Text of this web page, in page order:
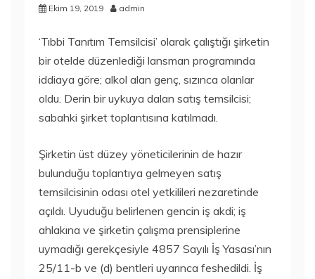
Ekim 19, 2019 admin
‘Tıbbi Tanıtım Temsilcisi’ olarak çalıştığı şirketin
bir otelde düzenlediği lansman programında
iddiaya göre; alkol alan genç, sızınca olanlar
oldu. Derin bir uykuya dalan satış temsilcisi;
sabahki şirket toplantısına katılmadı.
Şirketin üst düzey yöneticilerinin de hazır
bulunduğu toplantıya gelmeyen satış
temsilcisinin odası otel yetkilileri nezaretinde
açıldı. Uyuduğu belirlenen gencin iş akdi; iş
ahlakına ve şirketin çalışma prensiplerine
uymadığı gerekçesiyle 4857 Sayılı İş Yasası’nın
25/11-b ve (d) bentleri uyarınca feshedildi. İş